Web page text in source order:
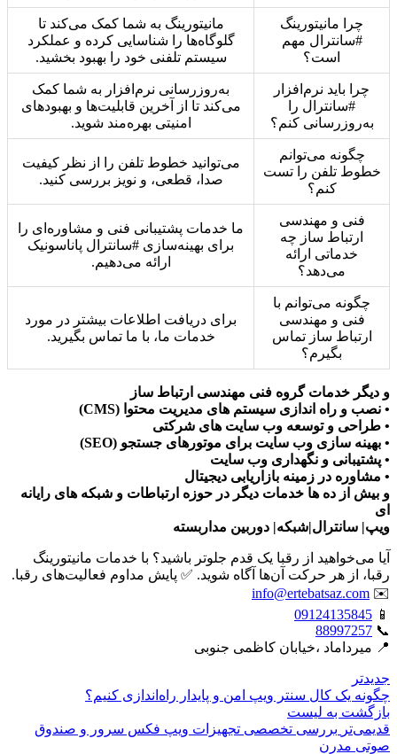
چرا مانیتورینگ
#سانترال مهم
است؟
مانیتورینگ به شما کمک می‌کند تا
گلوگاه‌ها را شناسایی کرده و عملکرد
سیستم تلفنی خود را بهبود بخشید.
چرا باید نرم‌افزار
#سانترال را
به‌روزرسانی کنم؟
به‌روزرسانی نرم‌افزار به شما کمک
می‌کند تا از آخرین قابلیت‌ها و بهبودهای
امنیتی بهره‌مند شوید.
چگونه می‌توانم
خطوط تلفن را تست
کنم؟
می‌توانید خطوط تلفن را از نظر کیفیت
صدا، قطعی، و نویز بررسی کنید.
فنی و مهندسی
ارتباط ساز چه
خدماتی ارائه
می‌دهد؟
ما خدمات پشتیبانی فنی و مشاوره‌ای را
برای بهینه‌سازی #سانترال پاناسونیک
ارائه می‌دهیم.
چگونه می‌توانم با
فنی و مهندسی
ارتباط ساز تماس
بگیرم؟
برای دریافت اطلاعات بیشتر در مورد
خدمات ما، با ما تماس بگیرید.
و دیگر خدمات گروه فنی مهندسی ارتباط ساز
• نصب و راه اندازی سیستم های مدیریت محتوا (CMS)
• طراحی و توسعه وب سایت های شرکتی
• بهینه سازی وب سایت برای موتورهای جستجو (SEO)
• پشتیبانی و نگهداری وب سایت
• مشاوره در زمینه بازاریابی دیجیتال
و بیش از ده ها خدمات دیگر در حوزه ارتباطات و شبکه های رایانه
ای
ویپ| سانترال|شبکه| دوربین مداربسته
آیا می‌خواهید از رقبا یک قدم جلوتر باشید؟ با خدمات مانیتورینگ
رقبا، از هر حرکت آن‌ها آگاه شوید. ✅ پایش مداوم فعالیت‌های رقبا.
✉️
info@ertebatsaz.com
📱
09124135845
📞
88997257
📍 میرداماد ،خیابان کاظمی جنوبی
جدیدتر
چگونه یک کال سنتر ویپ امن و پایدار راه‌اندازی کنیم؟
بازگشت بە لیست
قدیمی‌تر بررسی تخصصی تجهیزات ویپ فکس سرور و صندوق
صوتی مدرن